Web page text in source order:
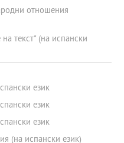
отношения
текст" (на испански
език
език
език
(на испански език)